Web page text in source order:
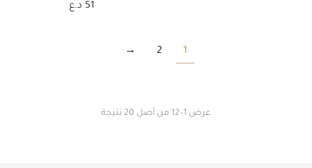
51 د.ع
1
2
→
عرض 1–12 من أصل 20 نتيجة